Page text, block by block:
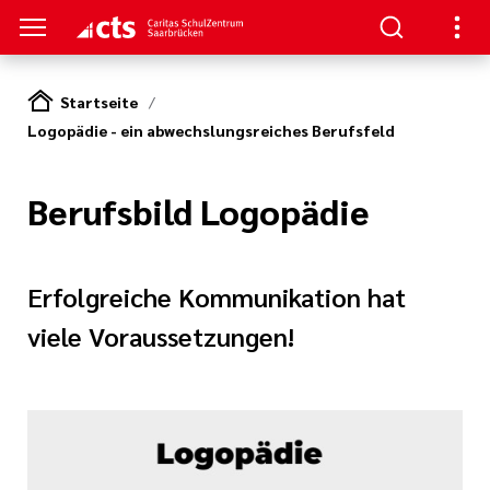
Beatmung
Startseite
Logopädie - ein abwechslungsreiches Berufsfeld
Berufsbild Logopädie
Erfolgreiche Kommunikation hat
viele Voraussetzungen!